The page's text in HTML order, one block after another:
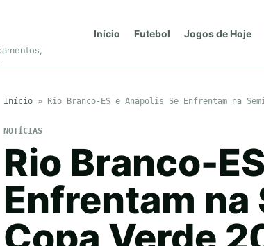
Início Futebol Jogos de Hoje
Início» Rio Branco-ES e Anápolis Se Enfrentam na
NOTÍCIAS
Rio Branco-
Enfrentam na